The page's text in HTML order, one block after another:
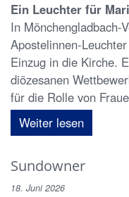
Ein Leuchter für
In Mönchengladbach-
Apostelinnen-
Einzug in die Kirche.
diözesanen
für die Rolle von
Weiter lesen
Sundowner
18. Juni 2026